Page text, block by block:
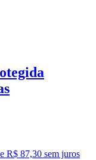
R$ 87,30 sem juros